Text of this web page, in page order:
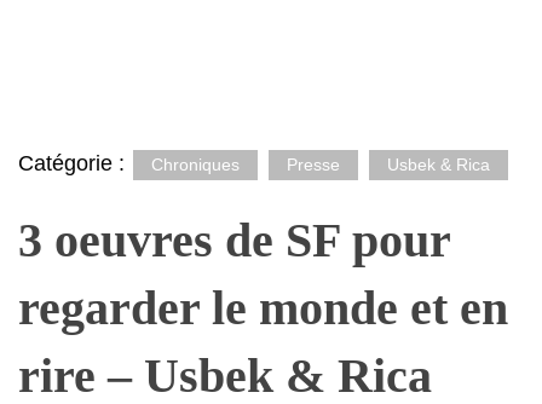
Catégorie : Chroniques Presse Usbek & Rica
3 oeuvres de SF pour
regarder le monde et en
rire – Usbek & Rica